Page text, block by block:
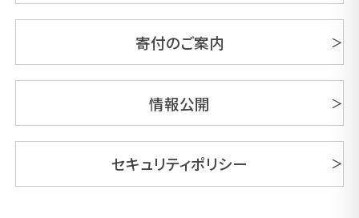
寄付のご案内
情報公開
セキュリティポリシー